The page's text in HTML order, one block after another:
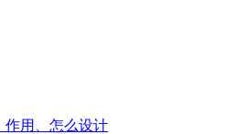
作用、怎么设计